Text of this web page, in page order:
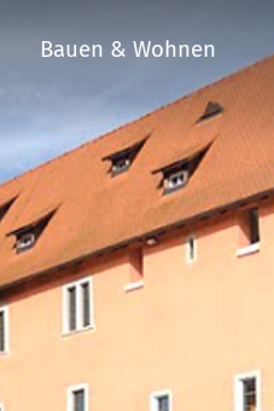
Bauen & Wohnen